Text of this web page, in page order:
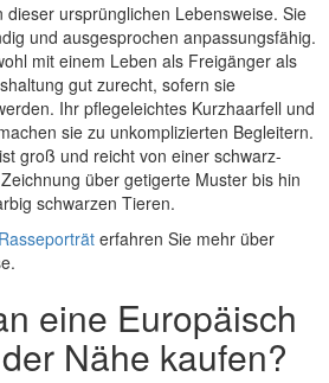
dieser ursprünglichen Lebensweise. Sie
und ausgesprochen anpassungsfähig.
mit einem Leben als Freigänger als
gut zurecht, sofern sie
Ihr pflegeleichtes Kurzhaarfell und
sie zu unkomplizierten Begleitern.
groß und reicht von einer schwarz-
über getigerte Muster bis hin
schwarzen Tieren.
erfahren Sie mehr über
eine Europäisch
Nähe kaufen?